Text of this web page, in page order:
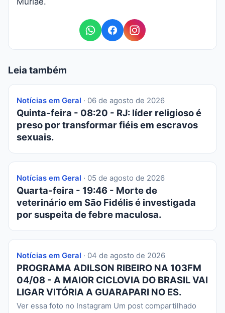
Leia também
Notícias em Geral · 06 de agosto de 2026
Quinta-feira - 08:20 - RJ: líder religioso é
preso por transformar fiéis em escravos
sexuais.
Notícias em Geral · 05 de agosto de 2026
Quarta-feira - 19:46 - Morte de
veterinário em São Fidélis é investigada
por suspeita de febre maculosa.
Notícias em Geral · 04 de agosto de 2026
PROGRAMA ADILSON RIBEIRO NA 103FM
04/08 - A MAIOR CICLOVIA DO BRASIL VAI
LIGAR VITÓRIA A GUARAPARI NO ES.
Ver essa foto no Instagram Um post compartilhado